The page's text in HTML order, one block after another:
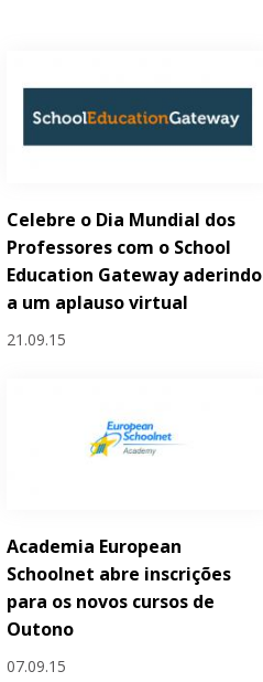
Celebre o Dia Mundial dos
Professores com o School
Education Gateway aderindo
a um aplauso virtual
21.09.15
Academia European
Schoolnet abre inscrições
para os novos cursos de
Outono
07.09.15